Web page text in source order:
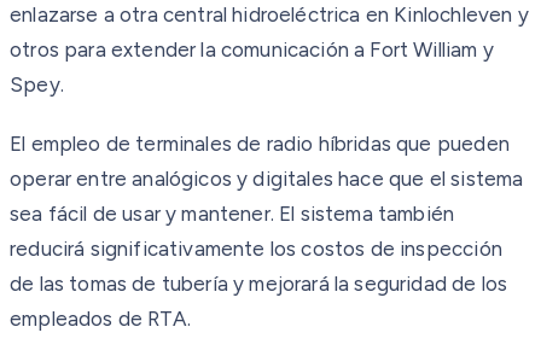
enlazarse a otra central hidroeléctrica en Kinlochleven y
otros para extender la comunicación a Fort William y
Spey.
El empleo de terminales de radio híbridas que pueden
operar entre analógicos y digitales hace que el sistema
sea fácil de usar y mantener. El sistema también
reducirá significativamente los costos de inspección
de las tomas de tubería y mejorará la seguridad de los
empleados de RTA.